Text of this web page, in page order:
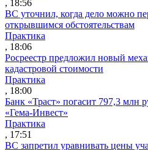
, 18:56
ВС уточнил, когда дело можно
открывшимся обстоятельствам
Практика
, 18:06
Росреестр предложил новый
кадастровой стоимости
Практика
, 18:00
Банк «Траст» погасит 797,3 млн
«Гема-Инвест»
Практика
, 17:51
ВС запретил уравнивать цены